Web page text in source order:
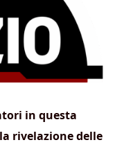
in questa
rivelazione delle